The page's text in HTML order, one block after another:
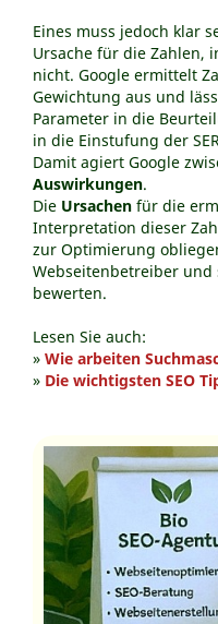
Eines muss jedoch klar
Ursache für die Zahlen,
nicht. Google ermittelt
Gewichtung aus und
Parameter in die
in die Einstufung der
Damit agiert Google
Auswirkungen.
Die Ursachen für die
Interpretation dieser
zur Optimierung
Webseitenbetreiber
bewerten.
Lesen Sie auch:
»Wie arbeiten
» Die wichtigsten SEO